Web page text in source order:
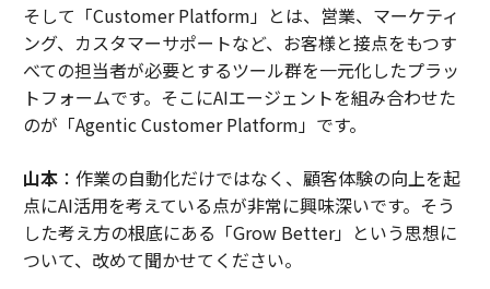
そして「Customer Platform」とは、営業、マーケティ
ング、カスタマーサポートなど、お客様と接点をもつす
べての担当者が必要とするツール群を一元化したプラッ
トフォームです。そこにAIエージェントを組み合わせた
のが「Agentic Customer Platform」です。
山本：作業の自動化だけではなく、顧客体験の向上を起
点にAI活用を考えている点が非常に興味深いです。そう
した考え方の根底にある「Grow Better」という思想に
ついて、改めて聞かせてください。